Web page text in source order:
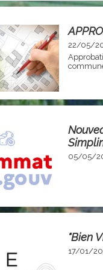
22/05/
05/05/
"Bien
17/01/